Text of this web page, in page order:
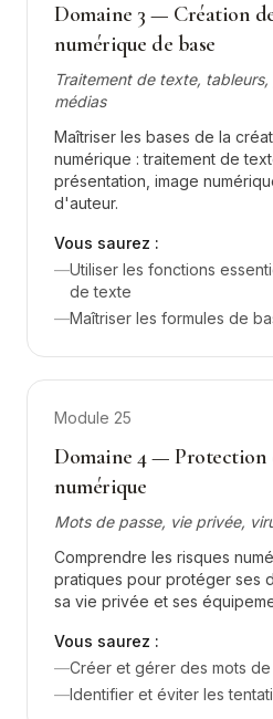
Domaine 3 — Création
numérique de base
Traitement de texte,
médias
Maîtriser les bases de la
numérique : traitement de
présentation, image
d'auteur.
Vous saurez :
—Utiliser les fonctions
de texte
—Maîtriser les formules de
Module 25
Domaine 4 — Protection
numérique
Mots de passe, vie privée,
Comprendre les risques
pratiques pour protéger ses
sa vie privée et ses
Vous saurez :
—Créer et gérer des mots
—Identifier et éviter les